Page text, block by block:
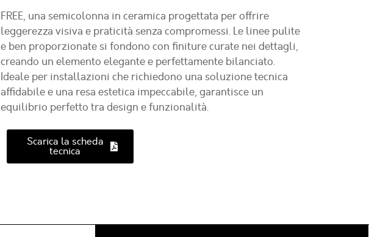
FREE, una semicolonna in ceramica progettata per offrire
leggerezza visiva e praticità senza compromessi. Le linee pulite
e ben proporzionate si fondono con finiture curate nei dettagli,
creando un elemento elegante e perfettamente bilanciato.
Ideale per installazioni che richiedono una soluzione tecnica
affidabile e una resa estetica impeccabile, garantisce un
equilibrio perfetto tra design e funzionalità.
Scarica la scheda
tecnica